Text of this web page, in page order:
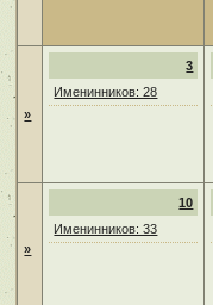
»
3
Именинников: 28
»
10
Именинников: 33